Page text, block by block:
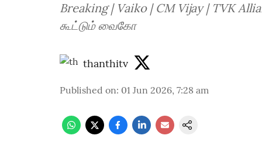
Breaking | Vaiko | CM Vijay | TVK
கூட்டும் வைகோ
thanthitv
Published on: 01 Jun 2026, 7:28 am